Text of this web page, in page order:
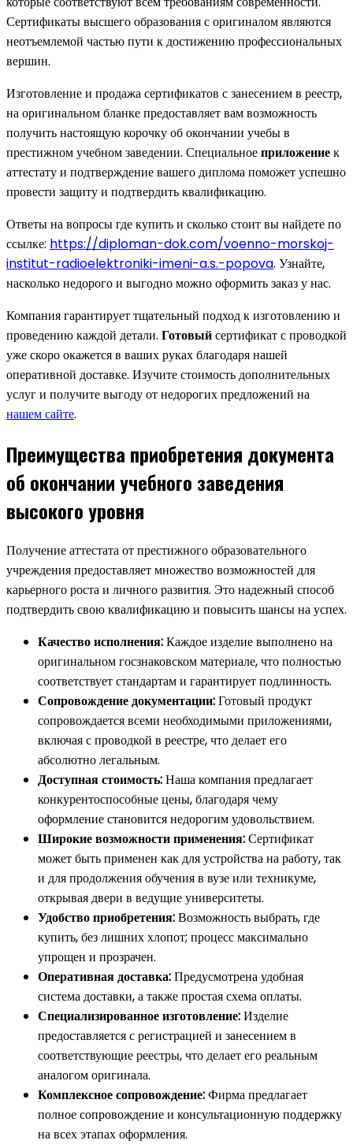
Сертификаты высшего образования с оригиналом являются
неотъемлемой частью пути к достижению профессиональных
вершин.
Изготовление и продажа сертификатов с занесением в реестр,
на оригинальном бланке предоставляет вам возможность
получить настоящую корочку об окончании учебы в
престижном учебном заведении. Специальноеприложениек
аттестату и подтверждение вашего диплома поможет успешно
провести защиту и подтвердить квалификацию.
Ответы на вопросы где купить и сколько стоит вы найдете по
ссылке: https://diploman-dok.com/voenno-morskoj-
institut-radioelektroniki-imeni-a.s.-popova. Узнайте,
насколько недорого и выгодно можно оформить заказ у нас.
Компания гарантирует тщательный подход к изготовлению и
проведению каждой детали. Готовыйсертификат с проводкой
уже скоро окажется в ваших руках благодаря нашей
оперативной доставке. Изучите стоимость дополнительных
услуг и получите выгоду от недорогих предложений на
нашем сайте.
Преимущества приобретения документа
об окончании учебного заведения
высокого уровня
Получение аттестата от престижного образовательного
учреждения предоставляет множество возможностей для
карьерного роста и личного развития. Это надежный способ
подтвердить свою квалификацию и повысить шансы на успех.
Качество исполнения:Каждое изделие выполнено на
оригинальном госзнаковском материале, что полностью
соответствует стандартам и гарантирует подлинность.
Сопровождение документации:Готовый продукт
сопровождается всеми необходимыми приложениями,
включая с проводкой в реестре, что делает его
абсолютно легальным.
Доступная стоимость:Наша компания предлагает
конкурентоспособные цены, благодаря чему
оформление становится недорогим удовольствием.
Широкие возможности применения:Сертификат
может быть применен как для устройства на работу, так
и для продолжения обучения в вузе или техникуме,
открывая двери в ведущие университеты.
Удобство приобретения:Возможность выбрать, где
купить, без лишних хлопот; процесс максимально
упрощен и прозрачен.
Оперативная доставка:Предусмотрена удобная
система доставки, а также простая схема оплаты.
Специализированное изготовление:Изделие
предоставляется с регистрацией и занесением в
соответствующие реестры, что делает его реальным
аналогом оригинала.
Комплексное сопровождение:Фирма предлагает
полное сопровождение и консультационную поддержку
на всех этапах оформления.